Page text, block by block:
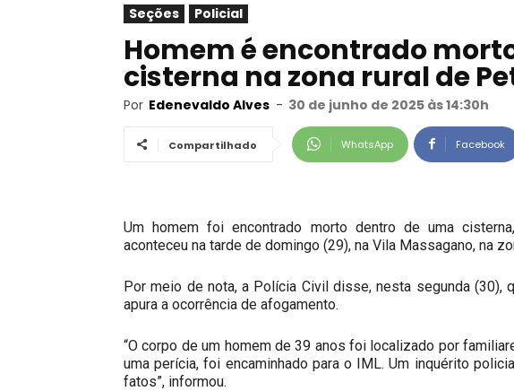
Seções Policial
Homem é encontrado
cisterna na zona rural de
Por Edenevaldo Alves - 30 de junho de 2025 às 14:30h
Compartilhado WhatsApp Facebook
Um homem foi encontrado morto dentro de uma
aconteceu na tarde de domingo (29), na Vila Massagano, na
Por meio de nota, a Polícia Civil disse, nesta segunda (30),
apura a ocorrência de afogamento.
“O corpo de um homem de 39 anos foi localizado por
uma perícia, foi encaminhado para o IML. Um inquérito
fatos”, informou.